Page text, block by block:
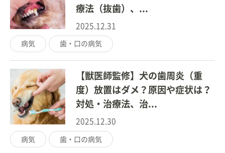
療法（抜歯）、...
2025.12.31
病気 歯・口の病気
【獣医師監修】犬の歯周炎（重
度）放置はダメ？原因や症状は？
対処・治療法、治...
2025.12.30
病気 歯・口の病気